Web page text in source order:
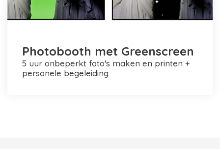
Photobooth met Greenscreen
5 uur onbeperkt foto's maken en printen +
personele begeleiding